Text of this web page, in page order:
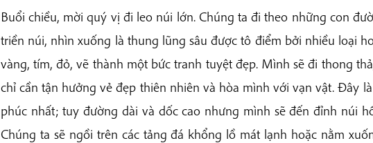
Buổi chiều, mời quý vị đi leo núi lớn. Chúng ta đi theo những con
triền núi, nhìn xuống là thung lũng sâu được tô điểm bởi nhiều loại
vàng, tím, đỏ, vẽ thành một bức tranh tuyệt đẹp. Mình sẽ đi thong
chỉ cần tận hưởng vẻ đẹp thiên nhiên và hòa mình với vạn vật. Đây
phúc nhất; tuy đường dài và dốc cao nhưng mình sẽ đến đỉnh núi
Chúng ta sẽ ngồi trên các tảng đá khổng lồ mát lạnh hoặc nằm